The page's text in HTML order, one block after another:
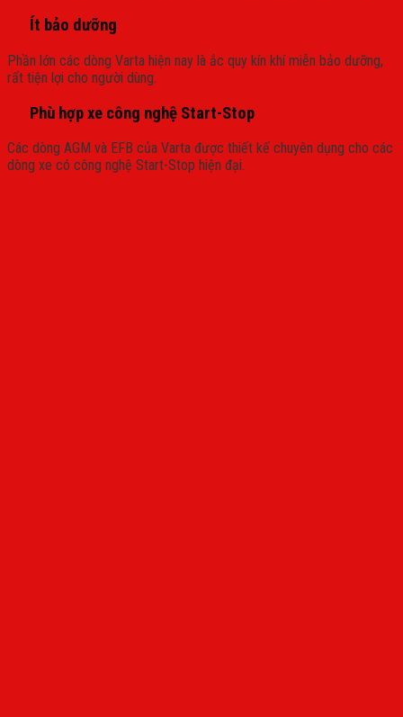
Ít bảo dưỡng
Phần lớn các dòng Varta hiện nay là ắc quy kín khí miễn bảo dưỡng,
rất tiện lợi cho người dùng.
Phù hợp xe công nghệ Start-Stop
Các dòng AGM và EFB của Varta được thiết kế chuyên dụng cho các
dòng xe có công nghệ Start-Stop hiện đại.